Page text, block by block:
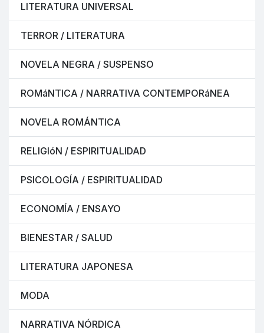
LITERATURA UNIVERSAL
TERROR / LITERATURA
NOVELA NEGRA / SUSPENSO
ROMáNTICA / NARRATIVA CONTEMPORáNEA
NOVELA ROMÁNTICA
RELIGIóN / ESPIRITUALIDAD
PSICOLOGÍA / ESPIRITUALIDAD
ECONOMÍA / ENSAYO
BIENESTAR / SALUD
LITERATURA JAPONESA
MODA
NARRATIVA NÓRDICA